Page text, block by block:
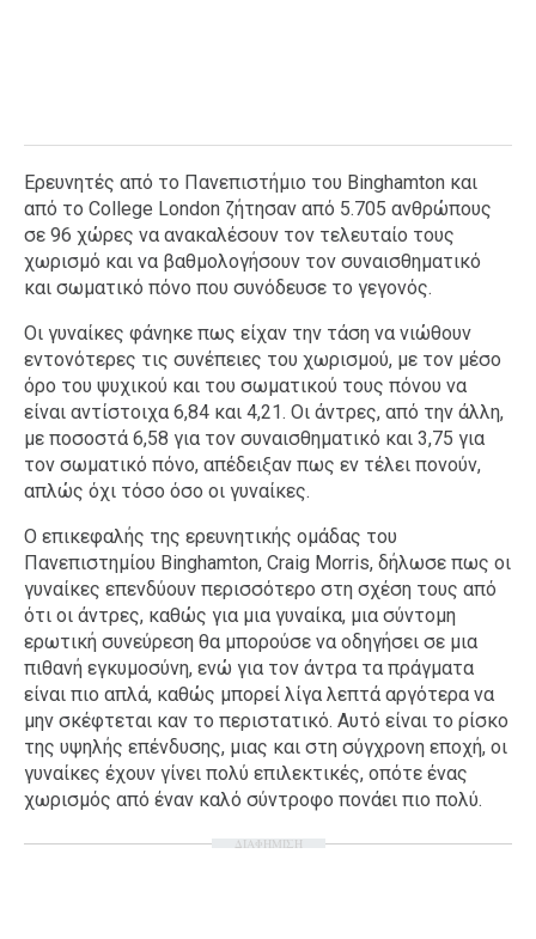
Ερευνητές από το Πανεπιστήμιο του Binghamton και
από το College London ζήτησαν από 5.705 ανθρώπους
σε 96 χώρες να ανακαλέσουν τον τελευταίο τους
χωρισμό και να βαθμολογήσουν τον συναισθηματικό
και σωματικό πόνο που συνόδευσε το γεγονός.
Οι γυναίκες φάνηκε πως είχαν την τάση να νιώθουν
εντονότερες τις συνέπειες του χωρισμού, με τον μέσο
όρο του ψυχικού και του σωματικού τους πόνου να
είναι αντίστοιχα 6,84 και 4,21. Οι άντρες, από την άλλη,
με ποσοστά 6,58 για τον συναισθηματικό και 3,75 για
τον σωματικό πόνο, απέδειξαν πως εν τέλει πονούν,
απλώς όχι τόσο όσο οι γυναίκες.
Ο επικεφαλής της ερευνητικής ομάδας του
Πανεπιστημίου Binghamton, Craig Morris, δήλωσε πως οι
γυναίκες επενδύουν περισσότερο στη σχέση τους από
ότι οι άντρες, καθώς για μια γυναίκα, μια σύντομη
ερωτική συνεύρεση θα μπορούσε να οδηγήσει σε μια
πιθανή εγκυμοσύνη, ενώ για τον άντρα τα πράγματα
είναι πιο απλά, καθώς μπορεί λίγα λεπτά αργότερα να
μην σκέφτεται καν το περιστατικό. Αυτό είναι το ρίσκο
της υψηλής επένδυσης, μιας και στη σύγχρονη εποχή, οι
γυναίκες έχουν γίνει πολύ επιλεκτικές, οπότε ένας
χωρισμός από έναν καλό σύντροφο πονάει πιο πολύ.
ΔΙΑΦΗΜΙΣΗ